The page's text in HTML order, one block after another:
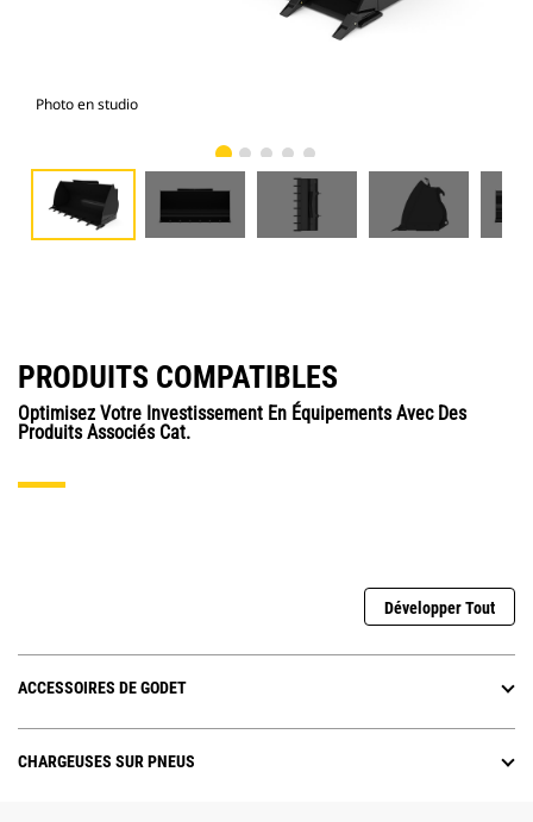
Photo en studio
PRODUITS COMPATIBLES
Optimisez Votre Investissement En Équipements Avec Des
Produits Associés Cat.
Développer Tout
ACCESSOIRES DE GODET
CHARGEUSES SUR PNEUS